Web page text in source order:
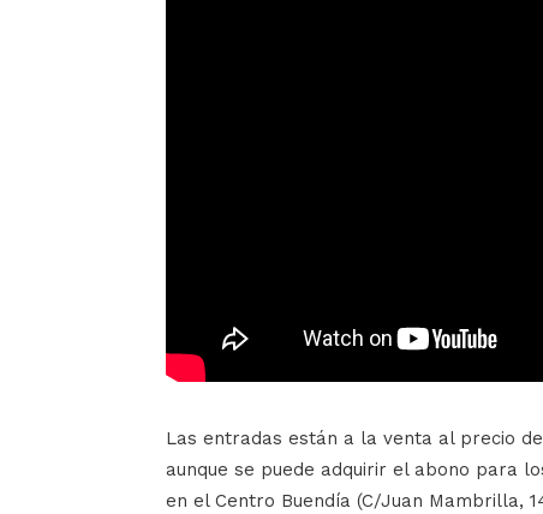
Las entradas están a la venta al precio
aunque se puede adquirir el abono para
en el Centro Buendía (C/Juan Mambrilla,